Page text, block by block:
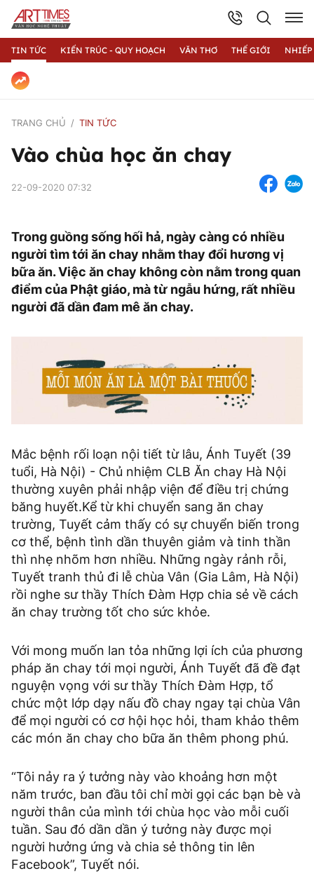
TIN TỨC KIẾN TRÚC - QUY HOẠCH VĂN THƠ THẾ GIỚI
TRANG CHỦ TIN TỨC
Vào chùa học ăn chay
22-09-2020 07:32
Trong guồng sống hối hả, ngày càng có nhiều
người tìm tới ăn chay nhằm thay đổi hương vị
bữa ăn. Việc ăn chay không còn nằm trong quan
điểm của Phật giáo, mà từ ngẫu hứng, rất nhiều
người đã dần đam mê ăn chay.
Mắc bệnh rối loạn nội tiết từ lâu, Ánh Tuyết (39
tuổi, Hà Nội) - Chủ nhiệm CLB Ăn chay Hà Nội
thường xuyên phải nhập viện để điều trị chứng
băng huyết.Kể từ khi chuyển sang ăn chay
trường, Tuyết cảm thấy có sự chuyển biến trong
cơ thể, bệnh tình dần thuyên giảm và tinh thần
thì nhẹ nhõm hơn nhiều. Những ngày rảnh rỗi,
Tuyết tranh thủ đi lễ chùa Vân (Gia Lâm, Hà Nội)
rồi nghe sư thầy Thích Đàm Hợp chia sẻ về cách
ăn chay trường tốt cho sức khỏe.
Với mong muốn lan tỏa những lợi ích của phương
pháp ăn chay tới mọi người, Ánh Tuyết đã đề đạt
nguyện vọng với sư thầy Thích Đàm Hợp, tổ
chức một lớp dạy nấu đồ chay ngay tại chùa Vân
để mọi người có cơ hội học hỏi, tham khảo thêm
các món ăn chay cho bữa ăn thêm phong phú.
“Tôi nảy ra ý tưởng này vào khoảng hơn một
năm trước, ban đầu tôi chỉ mời gọi các bạn bè và
người thân của mình tới chùa học vào mỗi cuối
tuần. Sau đó dần dần ý tưởng này được mọi
người hưởng ứng và chia sẻ thông tin lên
Facebook”, Tuyết nói.